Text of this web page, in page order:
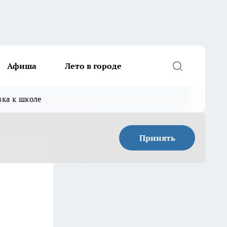
Афиша Лето в городе
к школе
Принять